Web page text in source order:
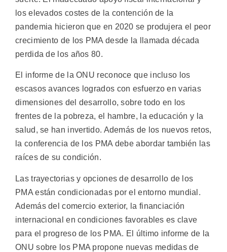
los elevados costes de la contención de la
pandemia hicieron que en 2020 se produjera el peor
crecimiento de los PMA desde la llamada década
perdida de los años 80.
El informe de la ONU reconoce que incluso los
escasos avances logrados con esfuerzo en varias
dimensiones del desarrollo, sobre todo en los
frentes de la pobreza, el hambre, la educación y la
salud, se han invertido. Además de los nuevos retos,
la conferencia de los PMA debe abordar también las
raíces de su condición.
Las trayectorias y opciones de desarrollo de los
PMA están condicionadas por el entorno mundial.
Además del comercio exterior, la financiación
internacional en condiciones favorables es clave
para el progreso de los PMA. El último informe de la
ONU sobre los PMA propone nuevas medidas de